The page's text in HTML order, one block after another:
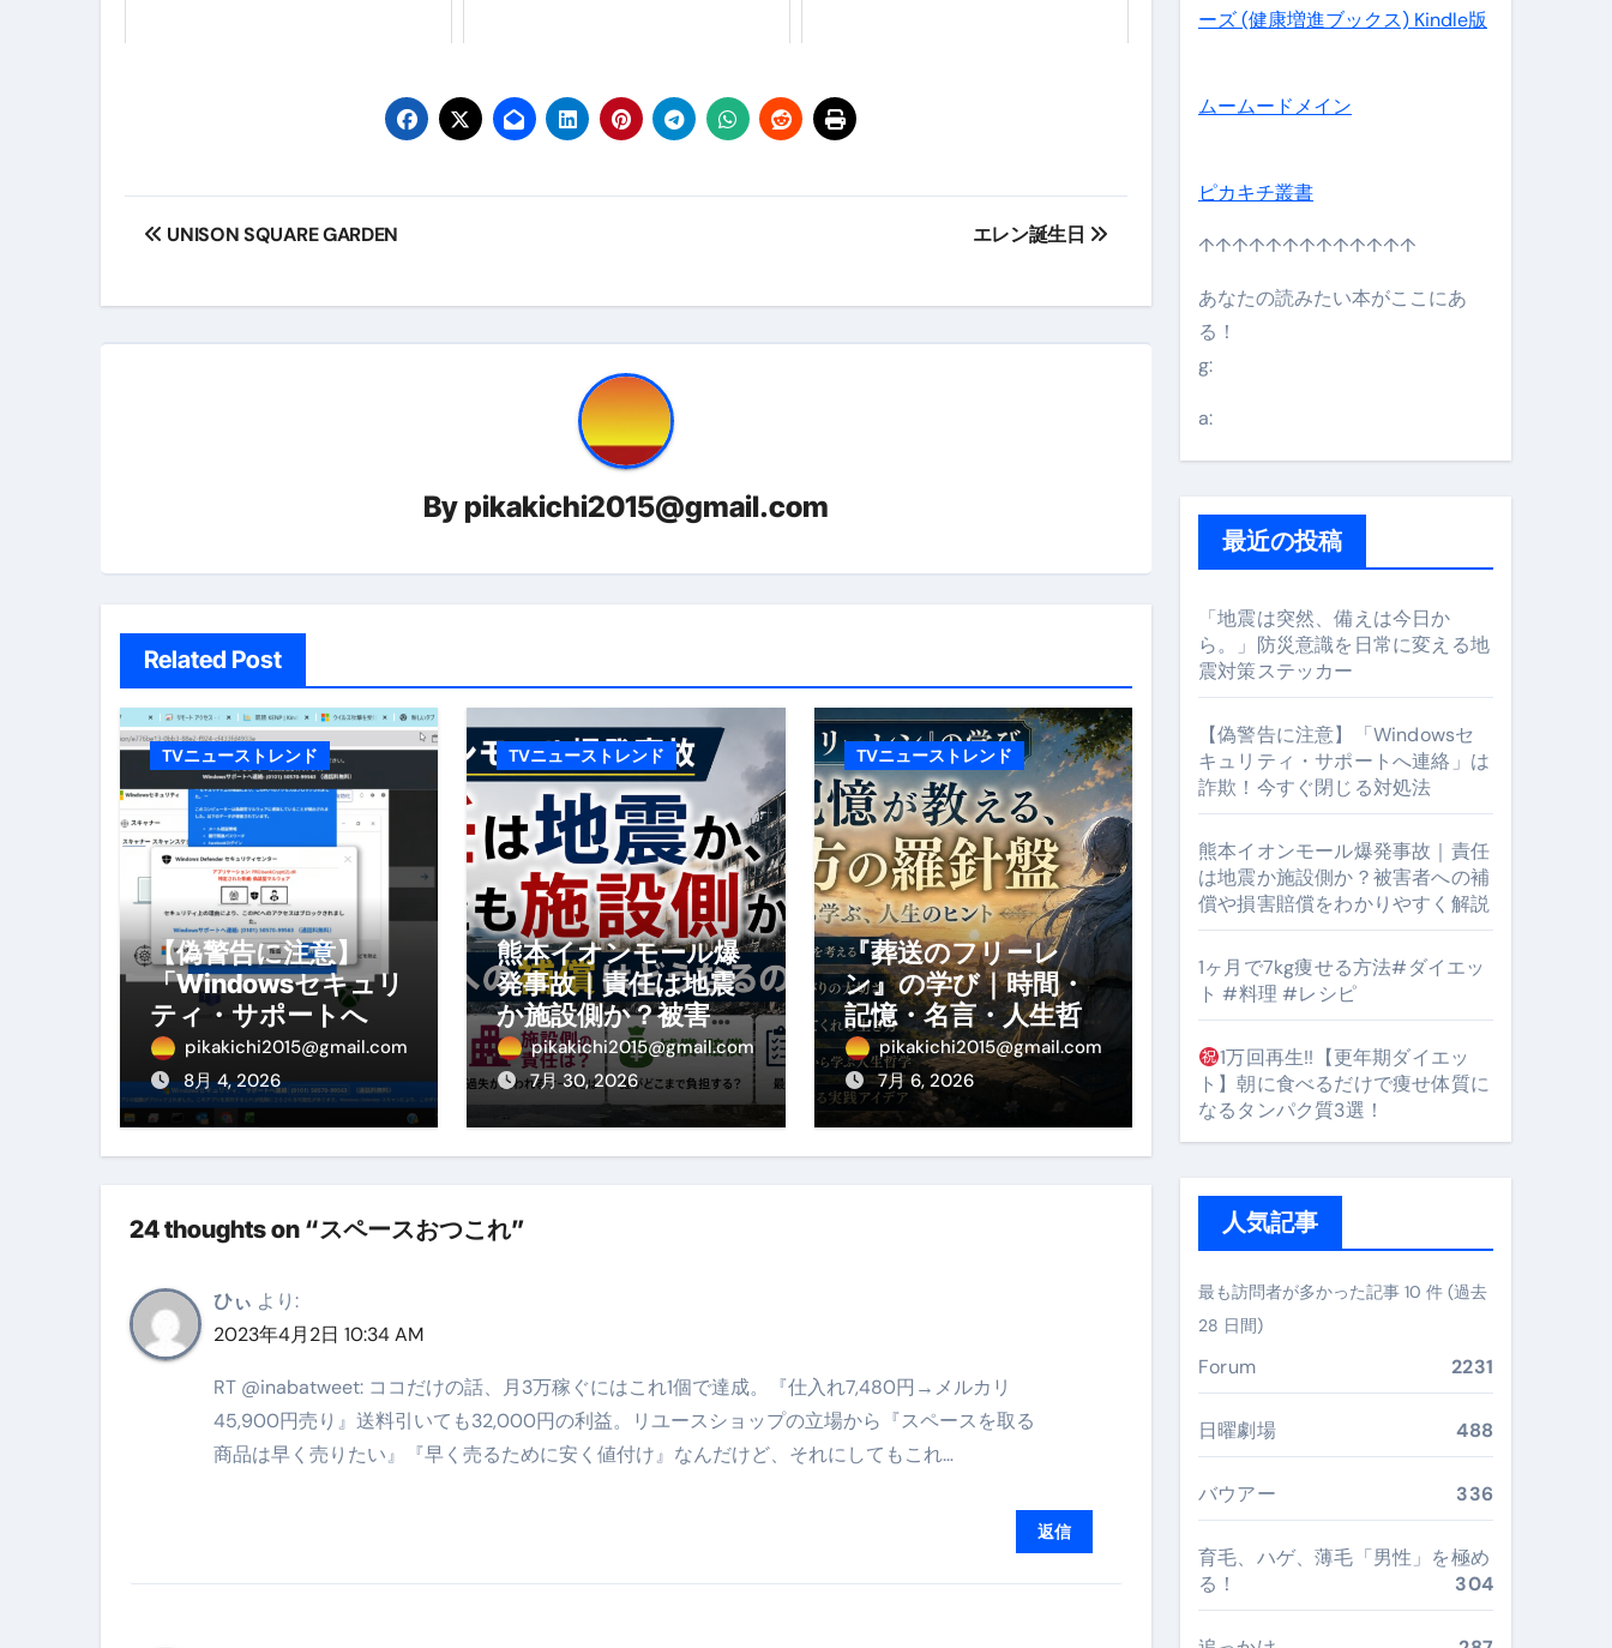
弁護士が教える「投資詐欺」に引っかからないための方法 #投資詐欺 #詐欺 #弁護士 #法律
【誰でも出来る】3万円が10％増量の「33000円」になる！
【超高騰】爆上がりしたビットコインに695万円も投資してる営業39歳サラリーマン【2025年10月3日】 #bitcoin #全財産 #暗号資産
Q：借りた借金を返さなくていい場合ってありますか？#Shorts
【必見】もう営業電話は怖くない！初心者でも成果を出す電話の仕方はコレ！
体脂肪が落ちる朝食3選 #ダイエット
No.102 9割が勘違い 自己破産の真実
アーモンドを毎日食べたらどうなるの？①【30秒でわかる効果まとめ】#アーモンド #ダイエット #筋トレ #美容 #健康 #雑学 #ナレーター #小林将大
【ひろゆき】借金1億円あります 返済か、自己破産かひろゆきさんならどちらを選びますか？ #shorts
セラピストのための！美容、健康、ダイエットにとても重要な女性ホルモンと男性ホルモン
弁護士解説【詐欺被害】警察に行っても返金されません
5キロ痩せる簡単な方法
ムームードメイン 2月のおすすめドメイン特集- ビジネスの信用を築く――そのすべての起点となるのが独自ドメイン
FRONTIER スーパーセール2026 完全攻略ガイド 今こそ買い時！ゲーミングPC・高性能BTOを最安で手に入れる方法
なくす不安と消える恐怖をゼロにする時代へ Pebblebee × iMazing で完成する「究極のスマホ防衛システム」完全ガイド
英語が「聞こえる・分かる・話せる」に変わる30日間 ― 科学的メソッドで英語脳を作る完全ガイド
新春スペシャルセール完全ガイド：国内航空券＋ホテルが“セット割”で最安級！ スカイマーク／Peach／FDA／ソラシドエアを目的別に選ぶコツと、失敗し
何をするサイトか”が一目で伝わる。いま選ばれている新定番ドメイン
梅干しを毎日食べたらどうなるの？①【30秒でわかる効果まとめ】#梅干し #ダイエット #筋トレ #美容 #健康 #雑学 #ナレーター #小林将大
ブルーベリーを毎日食べたらどうなるの？②【30秒でわかる効果まとめ】#ダイエット #筋トレ #美容 #健康 #雑学 #ナレーター #小林将大
バナナを毎日食べたらどうなるの？①【30秒でわかる効果まとめ】#バナナ #ダイエット #筋トレ #美容 #健康 #雑学 #ナレーター #小林将大
筋トレせずにプロテインを飲み続けたらどうなるのか？ #ダイエット #プロテイン #痩せる
投
ナ
ョ
UNISON SQUARE GARDEN エレン誕生日
By pikakichi2015@gmail.com
Related Post
TVニューストレンド
【偽警告に注意】
「Windowsセキュリ
ティ・サポートへ連
絡」は詐欺！今すぐ
閉じる対処法
pikakichi2015@gmail.com
8月 4, 2026
TVニューストレンド
熊本イオンモール爆
発事故｜責任は地震
か施設側か？被害者
への補償や損害賠償
をわかりやすく解説
pikakichi2015@gmail.com
7月 30, 2026
TVニューストレンド
『葬送のフリーレ
ン』の学び｜時間・
記憶・名言・人生哲
学から読み解く生き
方
pikakichi2015@gmail.com
7月 6, 2026
24 thoughts on “スペースおつこれ”
ひぃ より:
2023年4月2日 10:34 AM
RT @inabatweet: ココだけの話、月3万稼ぐにはこれ1個で達成。『仕入れ7,480円→メルカリ
45,900円売り』送料引いても32,000円の利益。リユースショップの立場から『スペースを取る
商品は早く売りたい』『早く売るために安く値付け』なんだけど、それにしてもこれ…
返信
ーズ (健康増進ブックス) Kindle版
ムームードメイン
ピカキチ叢書
↑↑↑↑↑↑↑↑↑↑↑↑↑
あなたの読みたい本がここにあ
る！
g:
a:
最近の投稿
「地震は突然、備えは今日か
ら。」防災意識を日常に変える地
震対策ステッカー
【偽警告に注意】「Windowsセ
キュリティ・サポートへ連絡」は
詐欺！今すぐ閉じる対処法
熊本イオンモール爆発事故｜責任
は地震か施設側か？被害者への補
償や損害賠償をわかりやすく解説
1ヶ月で7kg痩せる方法#ダイエッ
ト #料理 #レシピ
1万回再生!!【更年期ダイエッ
ト】朝に食べるだけで痩せ体質に
なるタンパク質3選！
人気記事
最も訪問者が多かった記事 10 件 (過去
28 日間)
Forum 2231
日曜劇場 488
バウアー 336
育毛、ハゲ、薄毛「男性」を極め
る！
304